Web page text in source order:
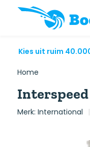
Kies uit ruim
Home
Merk: International